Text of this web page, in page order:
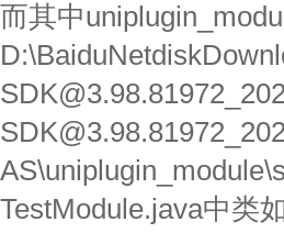
而其中
TestModule.java中类如